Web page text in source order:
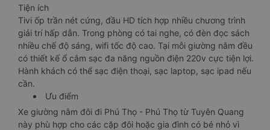
Tiện ích
Tivi ốp trần nét cứng, đầu HD tích hợp nhiều chương trình
giải trí hấp dẫn. Trong phòng có tai nghe, có đèn đọc sách
nhiều chế độ sáng, wifi tốc độ cao. Tại mỗi giường nằm đều
có thiết kế ổ cắm sạc đa năng nguồn điện 220v cực tiện lợi.
Hành khách có thể sạc điện thoại, sạc laptop, sạc ipad nếu
cần.
Ưu điểm
Xe giường nằm đôi đi Phú Thọ - Phú Thọ từ Tuyên Quang
này phù hợp cho các cặp đôi hoặc gia đình có bé nhỏ vì